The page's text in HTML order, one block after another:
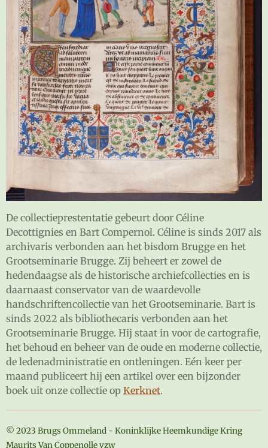
De collectieprestentatie gebeurt door Céline
Decottignies en Bart Compernol. Céline is sinds 2017 als
archivaris verbonden aan het bisdom Brugge en het
Grootseminarie Brugge. Zij beheert er zowel de
hedendaagse als de historische archiefcollecties en is
daarnaast conservator van de waardevolle
handschriftencollectie van het Grootseminarie. Bart is
sinds 2022 als bibliothecaris verbonden aan het
Grootseminarie Brugge. Hij staat in voor de cartografie,
het behoud en beheer van de oude en moderne collectie,
de ledenadministratie en ontleningen. Eén keer per
maand publiceert hij een artikel over een bijzonder
boek uit onze collectie op Kerknet.
© 2023 Brugs Ommeland - Koninklijke Heemkundige Kring
Maurits Van Coppenolle vzw